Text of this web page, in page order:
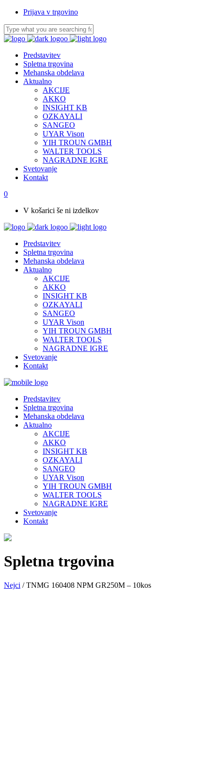
Prijava v trgovino
Predstavitev
Spletna trgovina
Mehanska obdelava
Aktualno
AKCIJE
AKKO
INSIGHT KB
OZKAYALI
SANGEO
UYAR Vison
YIH TROUN GMBH
WALTER TOOLS
NAGRADNE IGRE
Svetovanje
Kontakt
0
V košarici še ni izdelkov
Predstavitev
Spletna trgovina
Mehanska obdelava
Aktualno
AKCIJE
AKKO
INSIGHT KB
OZKAYALI
SANGEO
UYAR Vison
YIH TROUN GMBH
WALTER TOOLS
NAGRADNE IGRE
Svetovanje
Kontakt
Predstavitev
Spletna trgovina
Mehanska obdelava
Aktualno
AKCIJE
AKKO
INSIGHT KB
OZKAYALI
SANGEO
UYAR Vison
YIH TROUN GMBH
WALTER TOOLS
NAGRADNE IGRE
Svetovanje
Kontakt
Spletna trgovina
Nejci /TNMG 160408 NPM GR250M – 10kos